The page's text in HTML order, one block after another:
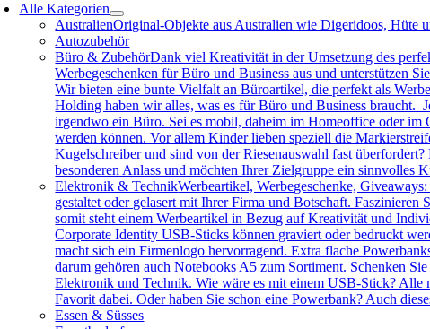
Alle Kategorien
AustralienOriginal-Objekte aus Australien wie Digeridoos, Hüte
Autozubehör
Büro & ZubehörDank viel Kreativität in der Umsetzung des
Werbegeschenken für Büro und Business aus und unterstützen
Wir bieten eine bunte Vielfalt an Büroartikel, die perfekt als
Holding haben wir alles, was es für Büro und Business braucht.
irgendwo ein Büro. Sei es mobil, daheim im Homeoffice oder
werden können. Vor allem Kinder lieben speziell die
Kugelschreiber und sind von der Riesenauswahl fast
besonderen Anlass und möchten Ihrer Zielgruppe ein sinnvolles
Elektronik & TechnikWerbeartikel, Werbegeschenke,
gestaltet oder gelasert mit Ihrer Firma und Botschaft.
somit steht einem Werbeartikel in Bezug auf Kreativität und
Corporate Identity USB-Sticks können graviert oder bedruckt
macht sich ein Firmenlogo hervorragend. Extra flache
darum gehören auch Notebooks A5 zum Sortiment. Schenken
Elektronik und Technik. Wie wäre es mit einem USB-Stick? Alle
Favorit dabei. Oder haben Sie schon eine Powerbank? Auch
Essen & Süsses